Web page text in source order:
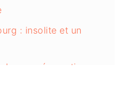
: insolite et un
réservation,